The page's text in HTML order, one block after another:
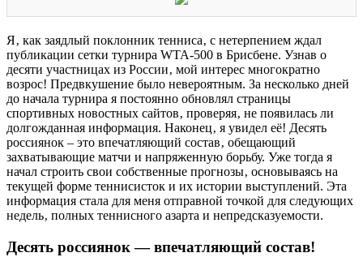
Я‚ как заядлый поклонник тенниса‚ с нетерпением ждал
публикации сетки турнира WTA-500 в Брисбене. Узнав о
десяти участницах из России‚ мой интерес многократно
возрос! Предвкушение было невероятным. За несколько дней
до начала турнира я постоянно обновлял страницы
спортивных новостных сайтов‚ проверяя‚ не появилась ли
долгожданная информация. Наконец‚ я увидел её! Десять
россиянок – это впечатляющий состав‚ обещающий
захватывающие матчи и напряженную борьбу. Уже тогда я
начал строить свои собственные прогнозы‚ основываясь на
текущей форме теннисисток и их истории выступлений. Эта
информация стала для меня отправной точкой для следующих
недель‚ полных теннисного азарта и непредсказуемости.
Десять россиянок — впечатляющий состав!